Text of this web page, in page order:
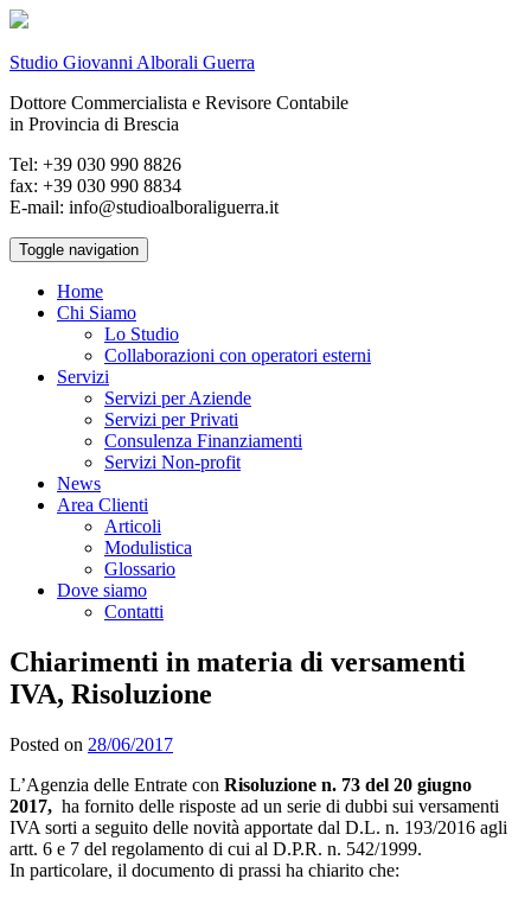
Studio Giovanni Alborali Guerra
Dottore Commercialista e Revisore Contabile
in Provincia di Brescia
Tel: +39 030 990 8826
fax: +39 030 990 8834
E-mail: info@studioalboraliguerra.it
Toggle navigation
Home
Chi Siamo
Lo Studio
Collaborazioni con operatori esterni
Servizi
Servizi per Aziende
Servizi per Privati
Consulenza Finanziamenti
Servizi Non-profit
News
Area Clienti
Articoli
Modulistica
Glossario
Dove siamo
Contatti
Chiarimenti in materia di versamenti
IVA, Risoluzione
Posted on 28/06/2017
L’Agenzia delle Entrate con Risoluzione n. 73 del 20 giugno
2017, ha fornito delle risposte ad un serie di dubbi sui versamenti
IVA sorti a seguito delle novità apportate dal D.L. n. 193/2016 agli
artt. 6 e 7 del regolamento di cui al D.P.R. n. 542/1999.
In particolare, il documento di prassi ha chiarito che: